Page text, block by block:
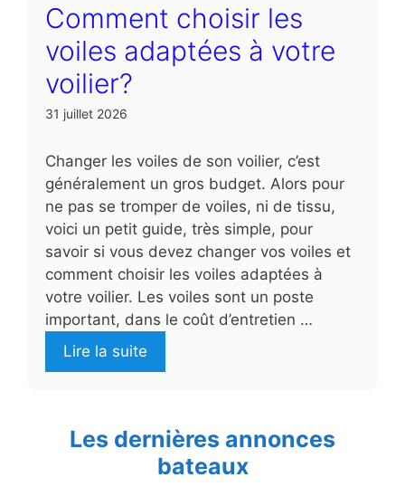
Comment choisir les
voiles adaptées à votre
voilier?
31 juillet 2026
Changer les voiles de son voilier, c’est
généralement un gros budget. Alors pour
ne pas se tromper de voiles, ni de tissu,
voici un petit guide, très simple, pour
savoir si vous devez changer vos voiles et
comment choisir les voiles adaptées à
votre voilier. Les voiles sont un poste
important, dans le coût d’entretien …
Lire la suite
Les dernières annonces
bateaux